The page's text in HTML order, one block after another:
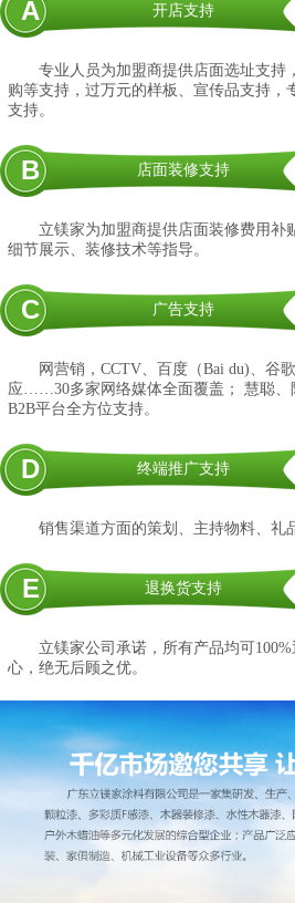
A 开店支持
专业人员为加盟商提供店面选址支持
购等支持，过万元的样板、宣传品支持，
支持。
B 店面装修支持
立镁家为加盟商提供店面装修费用补
细节展示、装修技术等指导。
C 广告支持
网营销，CCTV、百度（Bai du)、谷
应……30多家网络媒体全面覆盖； 慧聪、
B2B平台全方位支持。
D 终端推广支持
销售渠道方面的策划、主持物料、礼
E 退换货支持
立镁家公司承诺，所有产品均可
心，绝无后顾之优。